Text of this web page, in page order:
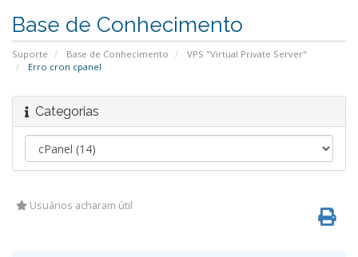
Base de Conhecimento
Suporte Base de Conhecimento
VPS "Virtual Private Server"
Erro cron cpanel
Categorias
Usuários acharam útil